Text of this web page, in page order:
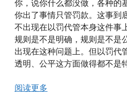
你，说你什么都没做，各种的
你出了事情只管罚款。这事到
不出现在以罚代管本身这件事
规则是不是明确，规则是不是
出现在这种问题上。但以罚代
透明、公平这方面做得都不是
阅读更多